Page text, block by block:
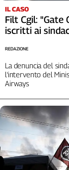
La
redazione
Newsletter
IL CASO
Filt Cgil:
iscritti ai
La denuncia del
l'intervento del
Airways
REDAZIONE